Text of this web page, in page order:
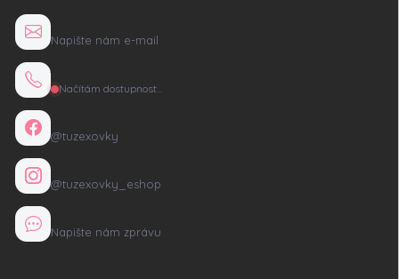
Napište nám e-mail
Načítám dostupnost…
@tuzexovky
@tuzexovky_eshop
Napište nám zprávu